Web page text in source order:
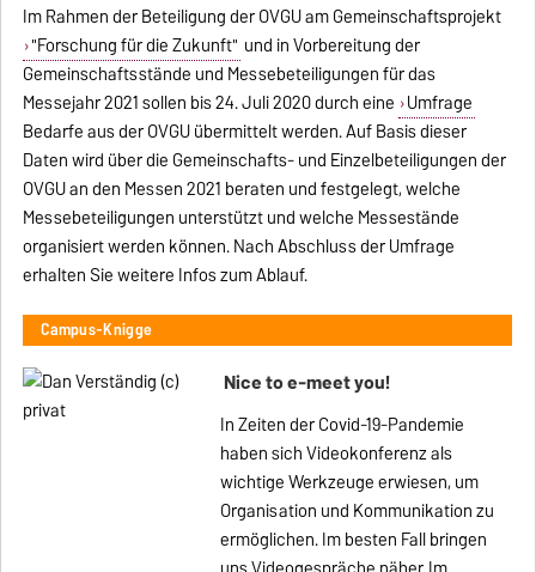
Im Rahmen der Beteiligung der OVGU am Gemeinschaftsprojekt
"Forschung für die Zukunft" und in Vorbereitung der
Gemeinschaftsstände und Messebeteiligungen für das
Messejahr 2021 sollen bis 24. Juli 2020 durch eine Umfrage
Bedarfe aus der OVGU übermittelt werden. Auf Basis dieser
Daten wird über die Gemeinschafts- und Einzelbeteiligungen der
OVGU an den Messen 2021 beraten und festgelegt, welche
Messebeteiligungen unterstützt und welche Messestände
organisiert werden können. Nach Abschluss der Umfrage
erhalten Sie weitere Infos zum Ablauf.
Campus-Knigge
Nice to e-meet you!
In Zeiten der Covid-19-Pandemie
haben sich Videokonferenz als
wichtige Werkzeuge erwiesen, um
Organisation und Kommunikation zu
ermöglichen. Im besten Fall bringen